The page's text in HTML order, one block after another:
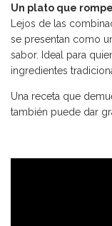
Un plato que
Lejos de las
se presentan como
sabor. Ideal para
ingredientes
Una receta que
también puede dar